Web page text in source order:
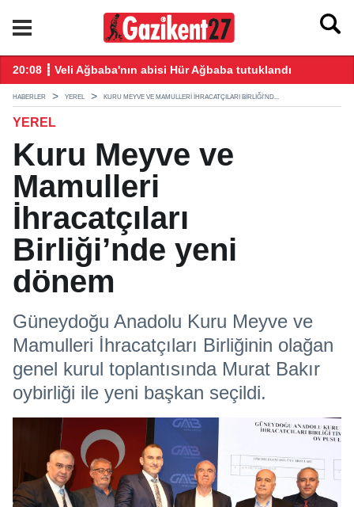
yaptı
20:08 ┋ Veli Ağbaba'nın abisi Hür Ağbaba tutuklandı
HABERLER YEREL KURU MEYVE VE MAMULLERI İHRACATÇILARI BIRLIĞI’ND...
YEREL
Kuru Meyve ve
Mamulleri
İhracatçıları
Birliği’nde yeni
dönem
Güneydoğu Anadolu Kuru Meyve ve
Mamulleri İhracatçıları Birliğinin olağan
genel kurul toplantısında Murat Bakır
oybirliği ile yeni başkan seçildi.